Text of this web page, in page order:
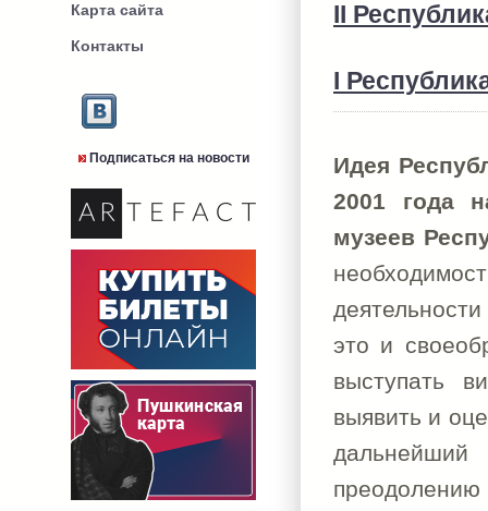
Карта сайта
Контакты
Подписаться на новости
II
I
Идея
2001 года
музеев
это и
выступать
выявить и